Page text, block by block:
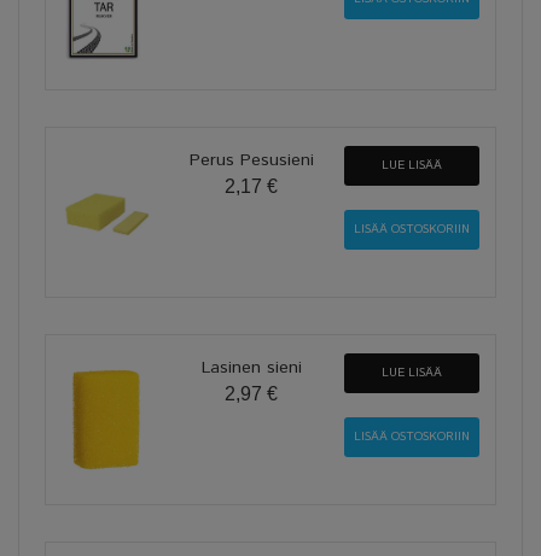
Perus Pesusieni
2,17 €
LUE LISÄÄ
Lasinen sieni
2,97 €
LUE LISÄÄ